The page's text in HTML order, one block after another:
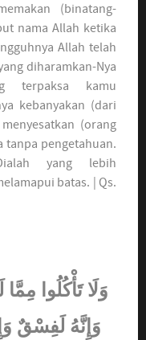
(binatang-
nama Allah ketika
Allah telah
diharamkan-Nya
terpaksa kamu
kebanyakan (dari
(orang
tanpa pengetahuan.
yang lebih
batas. | Qs.
وَلَا تَأْكُلُوا
وَإِنَّهُ لَفِسْقٌ